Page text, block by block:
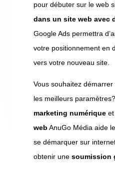
pour débuter sur le web
dans un site web avec
Google Ads permettra
votre positionnement en
vers votre nouveau site.
Vous souhaitez
les meilleurs paramètres?
marketing numérique
web AnuGo Média aide
se démarquer sur
obtenir unesoumission